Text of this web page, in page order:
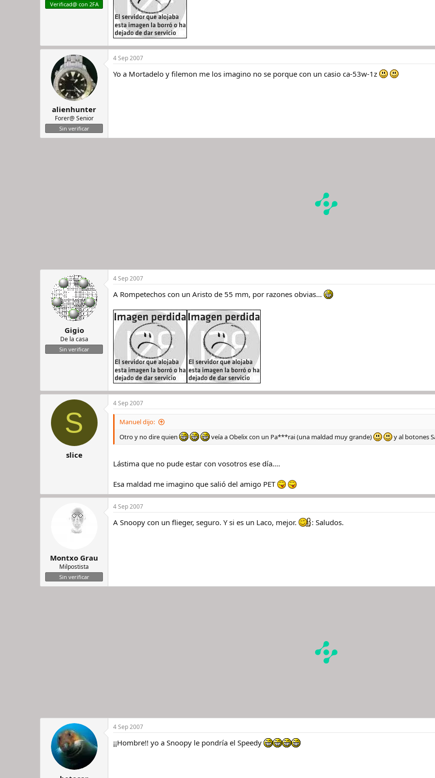
Verificad@ con 2FA
alienhunter
Forer@ Senior
Sin verificar
4 Sep 2007
Yo a Mortadelo y filemon me los imagino no se porque con un casio ca-53w-1z
Gigio
De la casa
Sin verificar
4 Sep 2007
A Rompetechos con un Aristo de 55 mm, por razones obvias...
S
slice
4 Sep 2007
Manuel dijo:
Otro y no dire quien
veía a Obelix con un Pa***rai (una maldad muy grande) y al botones
Lástima que no pude estar con vosotros ese día....
Esa maldad me imagino que salió del amigo PET
Montxo Grau
Milpostista
Sin verificar
4 Sep 2007
A Snoopy con un flieger, seguro. Y si es un Laco, mejor. : Saludos.
4 Sep 2007
¡¡Hombre!! yo a Snoopy le pondría el Speedy